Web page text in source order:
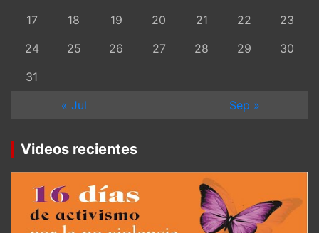
17
18 19 20 21 22
23
24
25 26 27 28 29
30
31
« Jul
Sep »
Videos recientes